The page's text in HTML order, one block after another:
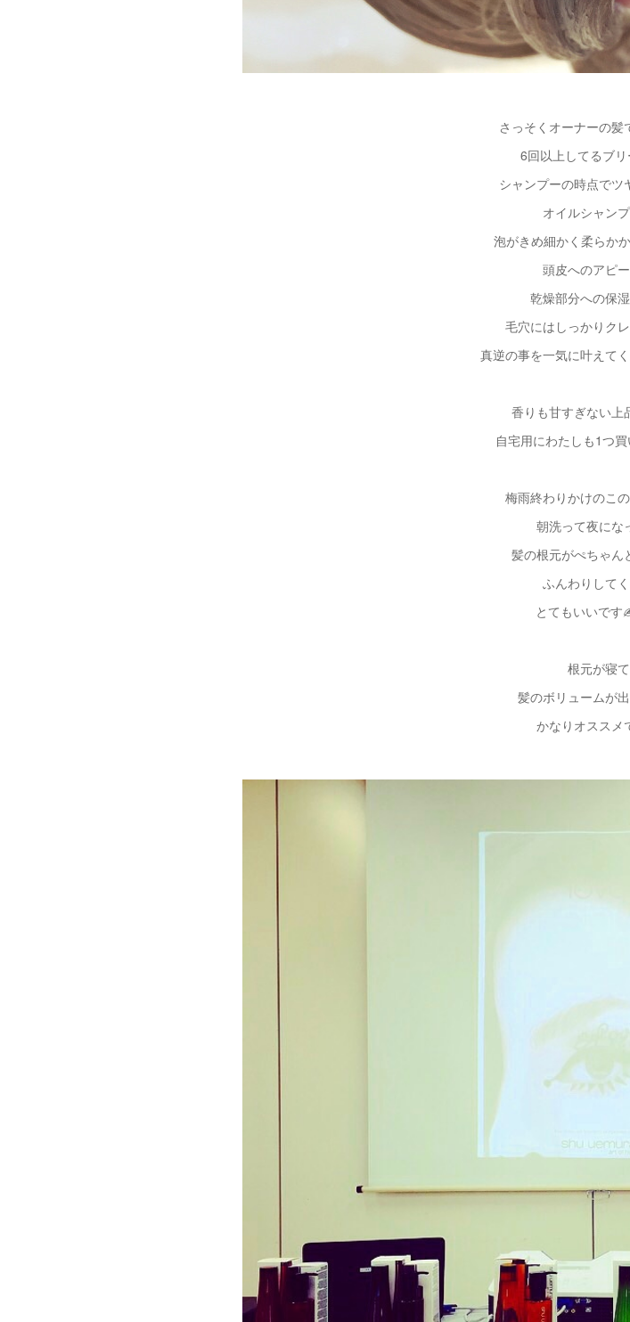
さっそくオーナーの髪
6回以上してるブ
シャンプーの時点でツ
オイルシャンプ
泡がきめ細かく柔らか
頭皮へのアピ
乾燥部分への保
毛穴にはしっかりク
真逆の事を一気に叶えてく
香りも甘すぎない上
自宅用にわたしも1つ
梅雨終わりかけのこ
朝洗って夜にな
髪の根元がぺちゃん
ふんわりして
とてもいいで
根元が寝て
髪のボリュームが
かなりオスス